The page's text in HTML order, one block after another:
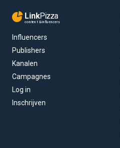
LinkPizza
content & influencers
Influencers
Publishers
Kanalen
Campagnes
Log in
Inschrijven